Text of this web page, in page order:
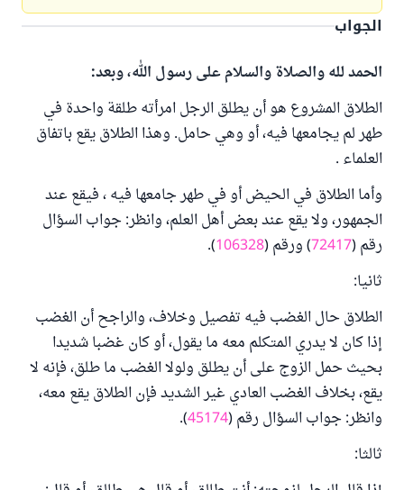
الجواب
الحمد لله والصلاة والسلام على رسول الله، وبعد:
الطلاق المشروع هو أن يطلق الرجل امرأته طلقة واحدة في
طهر لم يجامعها فيه، أو وهي حامل. وهذا الطلاق يقع باتفاق
العلماء .
وأما الطلاق في الحيض أو في طهر جامعها فيه ، فيقع عند
الجمهور، ولا يقع عند بعض أهل العلم، وانظر: جواب السؤال
رقم (72417) ورقم (106328
).
ثانيا:
الطلاق حال الغضب فيه تفصيل وخلاف، والراجح أن الغضب
إذا كان لا يدري المتكلم معه ما يقول، أو كان غضبا شديدا
بحيث حمل الزوج على أن يطلق ولولا الغضب ما طلق، فإنه لا
يقع، بخلاف الغضب العادي غير الشديد فإن الطلاق يقع معه،
وانظر: جواب السؤال رقم (45174
).
ثالثا: